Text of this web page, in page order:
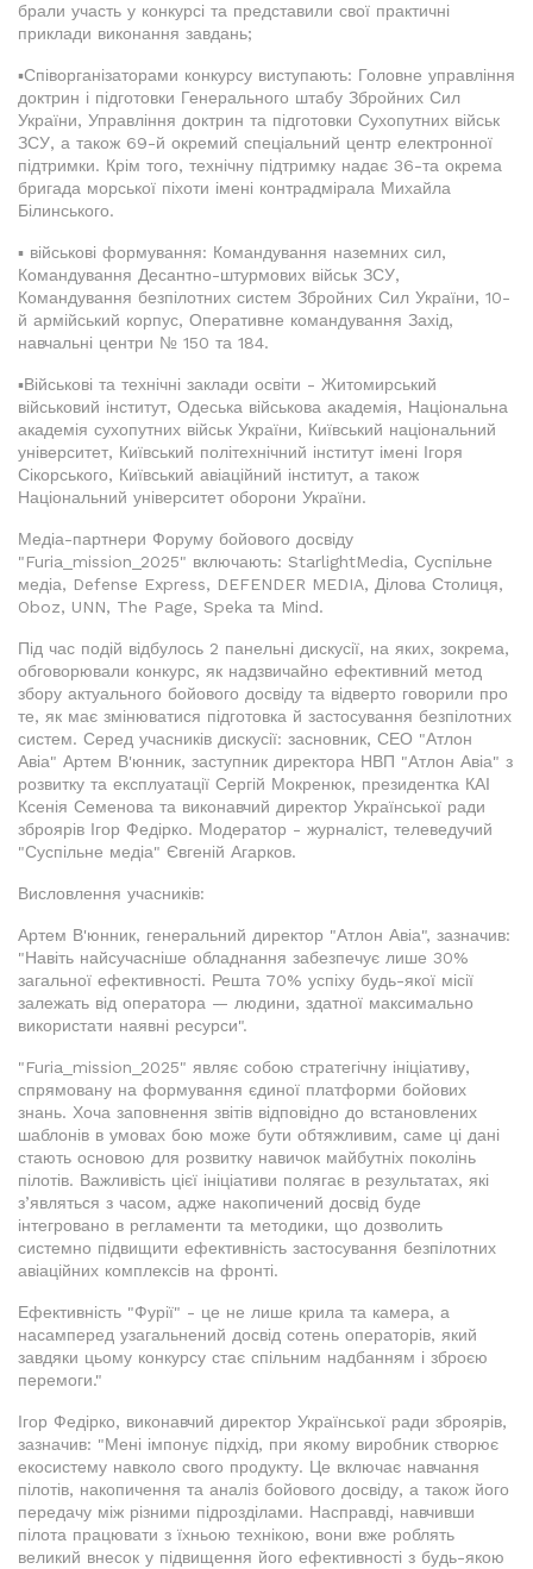
брали участь у конкурсі та представили свої практичні
приклади виконання завдань;
▪️Співорганізаторами конкурсу виступають: Головне управління
доктрин і підготовки Генерального штабу Збройних Сил
України, Управління доктрин та підготовки Сухопутних військ
ЗСУ, а також 69-й окремий спеціальний центр електронної
підтримки. Крім того, технічну підтримку надає 36-та окрема
бригада морської піхоти імені контрадмірала Михайла
Білинського.
▪️ військові формування: Командування наземних сил,
Командування Десантно-штурмових військ ЗСУ,
Командування безпілотних систем Збройних Сил України, 10-
й армійський корпус, Оперативне командування Захід,
навчальні центри № 150 та 184.
▪️Військові та технічні заклади освіти - Житомирський
військовий інститут, Одеська військова академія, Національна
академія сухопутних військ України, Київський національний
університет, Київський політехнічний інститут імені Ігоря
Сікорського, Київський авіаційний інститут, а також
Національний університет оборони України.
Медіа-партнери Форуму бойового досвіду
"Furia_mission_2025" включають: StarlightMedia, Суспільне
медіа, Defense Express, DEFENDER MEDIA, Ділова Столиця,
Oboz, UNN, The Page, Speka та Mind.
Під час подій відбулось 2 панельні дискусії, на яких, зокрема,
обговорювали конкурс, як надзвичайно ефективний метод
збору актуального бойового досвіду та відверто говорили про
те, як має змінюватися підготовка й застосування безпілотних
систем. Серед учасників дискусії: засновник, СЕО "Атлон
Авіа" Артем В'юнник, заступник директора НВП "Атлон Авіа" з
розвитку та експлуатації Сергій Мокренюк, президентка КАІ
Ксенія Семенова та виконавчий директор Української ради
зброярів Ігор Федірко. Модератор - журналіст, телеведучий
"Суспільне медіа" Євгеній Агарков.
Висловлення учасників:
Артем В'юнник, генеральний директор "Атлон Авіа", зазначив:
"Навіть найсучасніше обладнання забезпечує лише 30%
загальної ефективності. Решта 70% успіху будь-якої місії
залежать від оператора — людини, здатної максимально
використати наявні ресурси".
"Furia_mission_2025" являє собою стратегічну ініціативу,
спрямовану на формування єдиної платформи бойових
знань. Хоча заповнення звітів відповідно до встановлених
шаблонів в умовах бою може бути обтяжливим, саме ці дані
стають основою для розвитку навичок майбутніх поколінь
пілотів. Важливість цієї ініціативи полягає в результатах, які
з’являться з часом, адже накопичений досвід буде
інтегровано в регламенти та методики, що дозволить
системно підвищити ефективність застосування безпілотних
авіаційних комплексів на фронті.
Ефективність "Фурії" - це не лише крила та камера, а
насамперед узагальнений досвід сотень операторів, який
завдяки цьому конкурсу стає спільним надбанням і зброєю
перемоги."
Ігор Федірко, виконавчий директор Української ради зброярів,
зазначив: "Мені імпонує підхід, при якому виробник створює
екосистему навколо свого продукту. Це включає навчання
пілотів, накопичення та аналіз бойового досвіду, а також його
передачу між різними підрозділами. Насправді, навчивши
пілота працювати з їхньою технікою, вони вже роблять
великий внесок у підвищення його ефективності з будь-якою